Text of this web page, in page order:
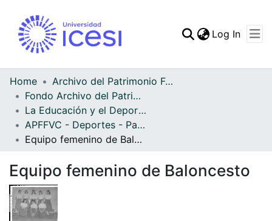
Log In
Home
Archivo del Patrimonio Fotográfico y Fílmico del Valle del Cauca
Fondo Archivo del Patrimonio Fotográfico y Fílmico del Valle del Cauca
La Educación y el Deporte
APFFVC - Deportes - Patrimonial
Equipo femenino de Baloncesto
Equipo femenino de Baloncesto